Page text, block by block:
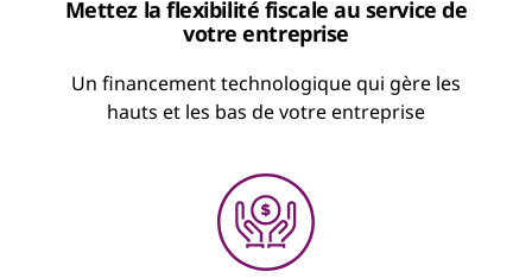
Mettez la flexibilité fiscale au service de
votre entreprise
Un financement technologique qui gère les
hauts et les bas de votre entreprise